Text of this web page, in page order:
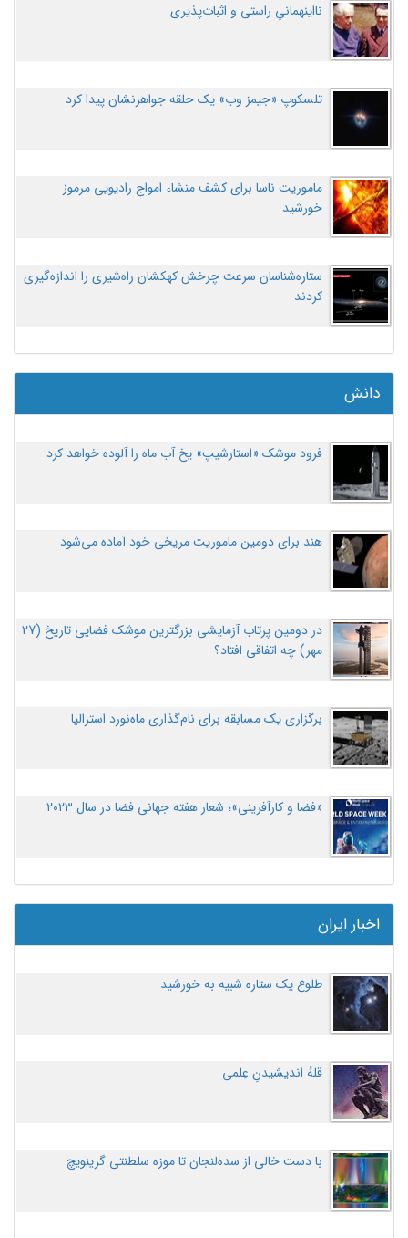
نااینهمانیِ راستی و اثبات‌پذیری
تلسکوپ «جیمز وب» یک حلقه جواهرنشان پیدا کرد
ماموریت ناسا برای کشف منشاء امواج رادیویی مرموز
خورشید
ستاره‌شناسان سرعت چرخش کهکشان راه‌شیری را اندازه‌گیری
کردند
دانش
فرود موشک «استارشیپ» یخ آب ماه را آلوده خواهد کرد
هند برای دومین ماموریت مریخی خود آماده می‌شود
در دومین پرتاب آزمایشی بزرگترین موشک فضایی تاریخ (27
مهر‌) چه اتفاقی افتاد؟
برگزاری یک مسابقه برای نام‌گذاری ماه‌نورد استرالیا
«فضا و کارآفرینی»؛ شعار هفته جهانی فضا در سال ۲۰۲۳
اخبار ایران
طلوع یک ستاره شبیه به خورشید
قلهُ اندیشیدنِ عِلمی
با دست خالی از سده‌لنجان تا موزه سلطنتی گرینویچ